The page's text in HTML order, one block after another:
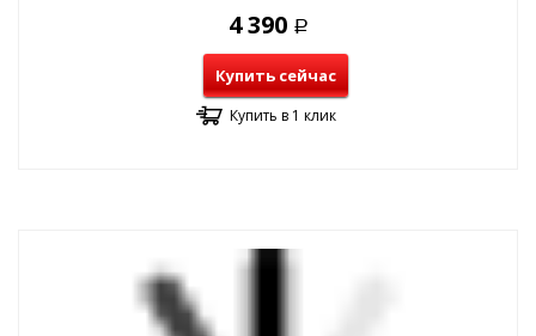
4 390 Р
Купить сейчас
Купить в 1 клик